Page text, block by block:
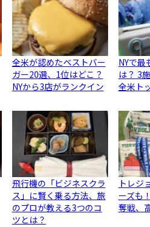
全米が認めたベストバー
ガー20選、1位はどこ？
NYから3店がランクイン
NYで最
は？ 3
全米ト
飛行機の「ビジネスクラ
ス」に賢く乗る方法、旅
のプロが教える3つのコ
ツとは？
トレジ
ーズも
奪戦、